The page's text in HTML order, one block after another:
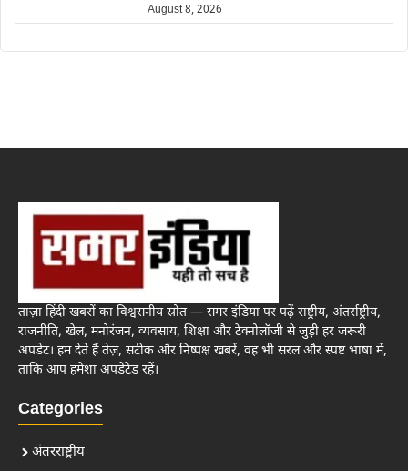
August 8, 2026
ताज़ा हिंदी खबरों का विश्वसनीय स्रोत — समर इंडिया पर पढ़ें राष्ट्रीय, अंतर्राष्ट्रीय,
राजनीति, खेल, मनोरंजन, व्यवसाय, शिक्षा और टेक्नोलॉजी से जुड़ी हर जरूरी
अपडेट। हम देते हैं तेज़, सटीक और निष्पक्ष खबरें, वह भी सरल और स्पष्ट भाषा में,
ताकि आप हमेशा अपडेटेड रहें।
Categories
अंतरराष्ट्रीय